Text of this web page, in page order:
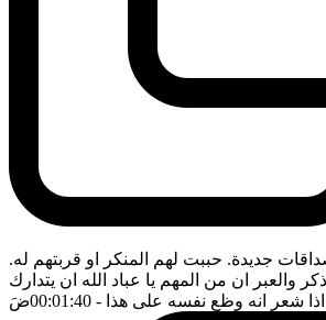
جديدة. حببت لهم المنكر او قربتهم له.
والعبر ان من المهم يا عباد الله ان يتدارك
اذا شعر انه وظع نفسه على هذا - 00:01:40 ضَ